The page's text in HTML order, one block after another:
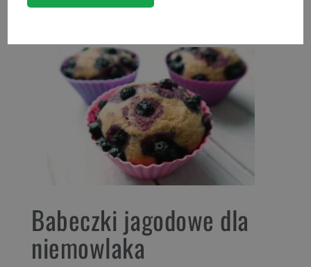
Babeczki jagodowe dla
niemowlaka